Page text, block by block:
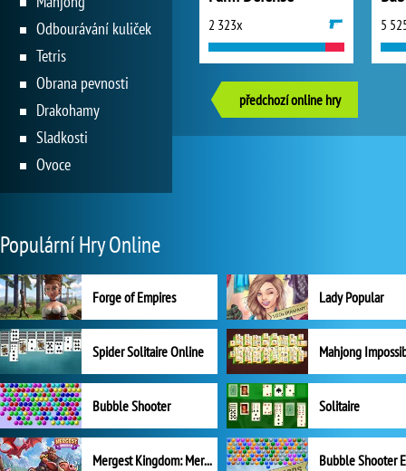
2 323x 5
předchozí online hry
Odbourávání kuliček
Tetris
Obrana pevnosti
Drakohamy
Sladkosti
Ovoce
Populární Hry Online
Forge of Empires Lady Popular
Spider Solitaire Online Mahjong
Bubble Shooter Solitaire
Mergest Kingdom: Merge Puzzle